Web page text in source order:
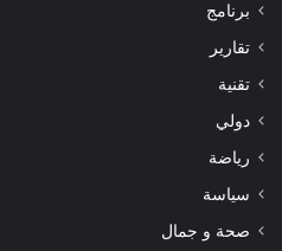
برنامج
تقارير
تقنية
دولي
رياضة
سياسة
صحة و جمال